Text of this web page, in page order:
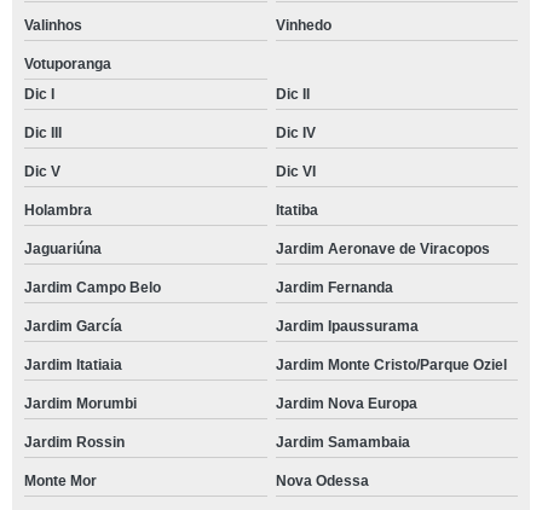
Valinhos Vinhedo
Votuporanga
Dic I
Dic II
Dic III Dic IV
Dic V Dic VI
Holambra Itatiba
Jaguariúna Jardim Aeronave de Viracopos
Jardim Campo Belo Jardim Fernanda
Jardim García Jardim Ipaussurama
Jardim Itatiaia Jardim Monte Cristo/Parque Oziel
Jardim Morumbi Jardim Nova Europa
Jardim Rossin Jardim Samambaia
Monte Mor Nova Odessa